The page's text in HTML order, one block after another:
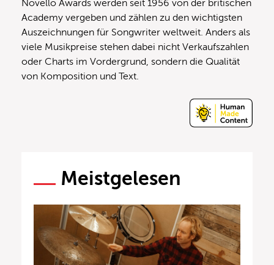
Novello Awards werden seit 1956 von der britischen
Academy vergeben und zählen zu den wichtigsten
Auszeichnungen für Songwriter weltweit. Anders als
viele Musikpreise stehen dabei nicht Verkaufszahlen
oder Charts im Vordergrund, sondern die Qualität
von Komposition und Text.
Meistgelesen